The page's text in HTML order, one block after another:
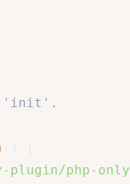
'init'.
plugin/php-